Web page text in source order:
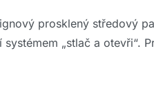
prosklený středový
„stlač a otevři“.